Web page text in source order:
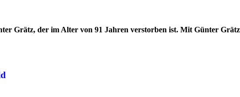
Grätz, der im Alter von 91 Jahren verstorben ist. Mit Günter